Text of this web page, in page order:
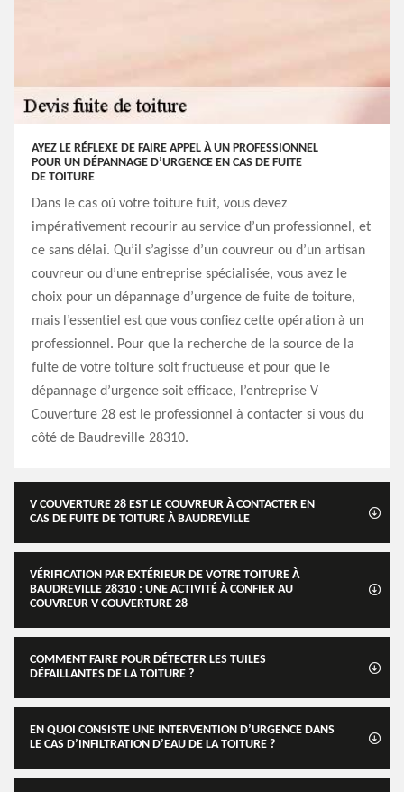
AYEZ LE RÉFLEXE DE FAIRE APPEL À UN PROFESSIONNEL
POUR UN DÉPANNAGE D’URGENCE EN CAS DE FUITE
DE TOITURE
Dans le cas où votre toiture fuit, vous devez
impérativement recourir au service d’un professionnel, et
ce sans délai. Qu’il s’agisse d’un couvreur ou d’un artisan
couvreur ou d’une entreprise spécialisée, vous avez le
choix pour un dépannage d’urgence de fuite de toiture,
mais l’essentiel est que vous confiez cette opération à un
professionnel. Pour que la recherche de la source de la
fuite de votre toiture soit fructueuse et pour que le
dépannage d’urgence soit efficace, l’entreprise V
Couverture 28 est le professionnel à contacter si vous du
côté de Baudreville 28310.
V COUVERTURE 28 EST LE COUVREUR À CONTACTER EN
CAS DE FUITE DE TOITURE À BAUDREVILLE
VÉRIFICATION PAR EXTÉRIEUR DE VOTRE TOITURE À
BAUDREVILLE 28310 : UNE ACTIVITÉ À CONFIER AU
COUVREUR V COUVERTURE 28
COMMENT FAIRE POUR DÉTECTER LES TUILES
DÉFAILLANTES DE LA TOITURE ?
EN QUOI CONSISTE UNE INTERVENTION D’URGENCE DANS
LE CAS D’INFILTRATION D’EAU DE LA TOITURE ?